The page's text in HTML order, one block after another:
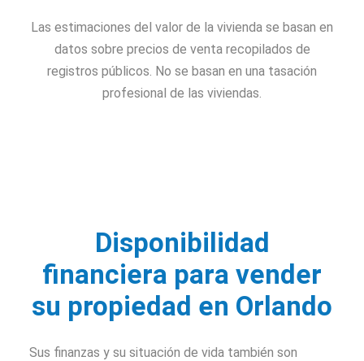
Las estimaciones del valor de la vivienda se basan en
datos sobre precios de venta recopilados de
registros públicos. No se basan en una tasación
profesional de las viviendas.
Disponibilidad
financiera para vender
su propiedad en Orlando
Sus finanzas y su situación de vida también son